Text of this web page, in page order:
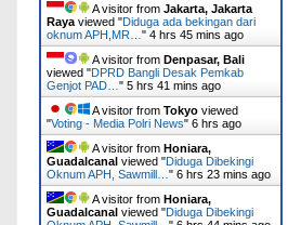
A visitor from Jakarta, Jakarta
Raya viewed "Diduga ada bekingan dari
oknum APH,MR… " 4 hrs 45 mins ago
A visitor from Denpasar, Bali
viewed "DPRD Bangli Desak Pemkab
Genjot PAD… " 5 hrs 41 mins ago
A visitor from Tokyo viewed
"Voting - Media Polri News" 6 hrs ago
A visitor from Honiara,
Guadalcanal viewed "Diduga Dibekingi
Oknum APH, Sawmill… " 6 hrs 23 mins ago
A visitor from Honiara,
Guadalcanal viewed "Diduga Dibekingi